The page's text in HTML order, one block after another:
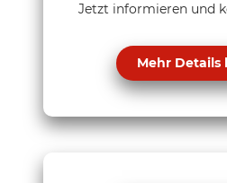
Jetzt informieren und
Mehr Details